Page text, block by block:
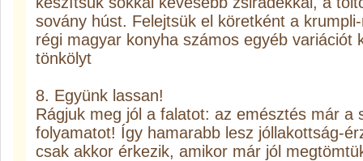
sovány húst. Felejtsük el köretként a
régi magyar konyha számos egyéb variációt
tönkölyt
8. Együnk lassan!
Rágjuk meg jól a falatot: az emésztés már a
folyamatot! Így hamarabb lesz jóllakottság-
csak akkor érkezik, amikor már jól